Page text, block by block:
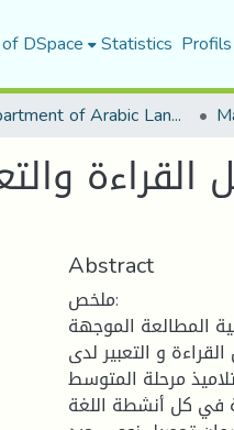
DSpace Statistics
Department of Arabic Language and Literature
Abstract
ملخص:
المطالعة الموجهة
و التعبير لدى
مرحلة المتوسط.
في كل أنشطة اللغة